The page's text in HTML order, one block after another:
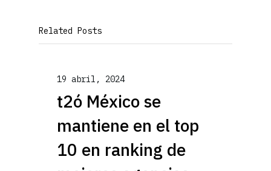
Related Posts
19 abril, 2024
t2ó México se
mantiene en el top
10 en ranking de